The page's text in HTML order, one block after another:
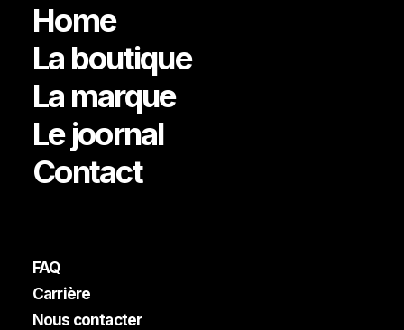
Home
La boutique
La marque
Le joornal
Contact
FAQ
Carrière
Nous contacter